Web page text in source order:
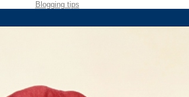
Blogging tips